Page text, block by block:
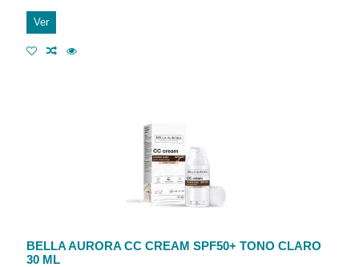
Ver
BELLA AURORA CC CREAM SPF50+ TONO CLARO
30 ML